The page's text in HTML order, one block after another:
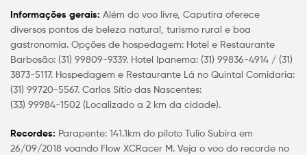
Informações gerais: Além do voo livre, Caputira oferece
diversos pontos de beleza natural, turismo rural e boa
gastronomia. Opções de hospedagem: Hotel e Restaurante
Barbosão: (31) 99809-9339. Hotel Ipanema: (31) 99836-4914 / (31)
3873-5117. Hospedagem e Restaurante Lá no Quintal Comidaria:
(31) 99720-5567. Carlos Sítio das Nascentes:
(33) 99984-1502 (Localizado a 2 km da cidade).
Recordes: Parapente: 141.1km do piloto Tulio Subira em
26/09/2018 voando Flow XCRacer M. Veja o voo do recorde no